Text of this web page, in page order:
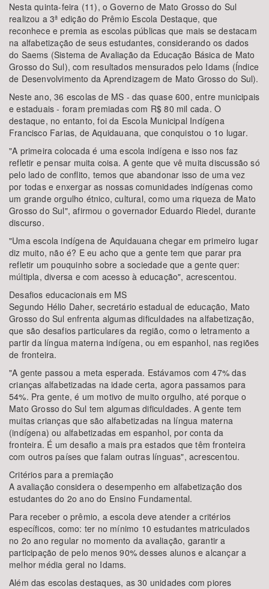
BUSCAR
Nesta quinta-feira (11), o Governo de Mato Grosso do Sul
realizou a 3ª edição do Prêmio Escola Destaque, que
reconhece e premia as escolas públicas que mais se destacam
na alfabetização de seus estudantes, considerando os dados
do Saems (Sistema de Avaliação da Educação Básica de Mato
Grosso do Sul), com resultados mensurados pelo Idams (Índice
de Desenvolvimento da Aprendizagem de Mato Grosso do Sul).
Neste ano, 36 escolas de MS - das quase 600, entre municipais
e estaduais - foram premiadas com R$ 80 mil cada. O
destaque, no entanto, foi da Escola Municipal Indígena
Francisco Farias, de Aquidauana, que conquistou o 1o lugar.
"A primeira colocada é uma escola indígena e isso nos faz
refletir e pensar muita coisa. A gente que vê muita discussão só
pelo lado de conflito, temos que abandonar isso de uma vez
por todas e enxergar as nossas comunidades indígenas como
um grande orgulho étnico, cultural, como uma riqueza de Mato
Grosso do Sul", afirmou o governador Eduardo Riedel, durante
discurso.
"Uma escola indígena de Aquidauana chegar em primeiro lugar
diz muito, não é? E eu acho que a gente tem que parar pra
refletir um pouquinho sobre a sociedade que a gente quer:
múltipla, diversa e com acesso à educação", acrescentou.
Desafios educacionais em MS
Segundo Hélio Daher, secretário estadual de educação, Mato
Grosso do Sul enfrenta algumas dificuldades na alfabetização,
que são desafios particulares da região, como o letramento a
partir da língua materna indígena, ou em espanhol, nas regiões
de fronteira.
"A gente passou a meta esperada. Estávamos com 47% das
crianças alfabetizadas na idade certa, agora passamos para
54%. Pra gente, é um motivo de muito orgulho, até porque o
Mato Grosso do Sul tem algumas dificuldades. A gente tem
muitas crianças que são alfabetizadas na língua materna
(indígena) ou alfabetizadas em espanhol, por conta da
fronteira. É um desafio a mais pra estados que têm fronteira
com outros países que falam outras línguas", acrescentou.
Critérios para a premiação
A avaliação considera o desempenho em alfabetização dos
estudantes do 2o ano do Ensino Fundamental.
Para receber o prêmio, a escola deve atender a critérios
específicos, como: ter no mínimo 10 estudantes matriculados
no 2o ano regular no momento da avaliação, garantir a
participação de pelo menos 90% desses alunos e alcançar a
melhor média geral no Idams.
Além das escolas destaques, as 30 unidades com piores